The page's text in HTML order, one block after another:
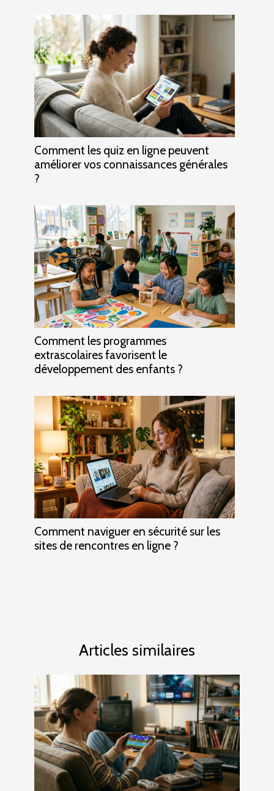
Comment les quiz en ligne peuvent
améliorer vos connaissances générales
?
Comment les programmes
extrascolaires favorisent le
développement des enfants ?
Comment naviguer en sécurité sur les
sites de rencontres en ligne ?
Articles similaires